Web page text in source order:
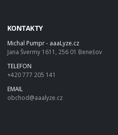
KONTAKTY
Michal Pumpr - aaaLyze.cz
Jana Švermy 1611, 256 01 Benešov
TELEFON
+420 777 205 141
EMAIL
obchod@aaalyze.cz